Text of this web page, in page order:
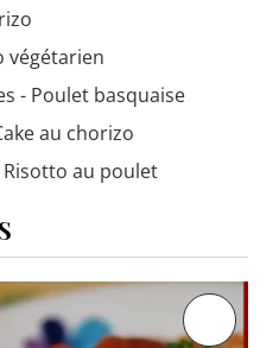
végétarien
- Poulet basquaise
au chorizo
Risotto au poulet